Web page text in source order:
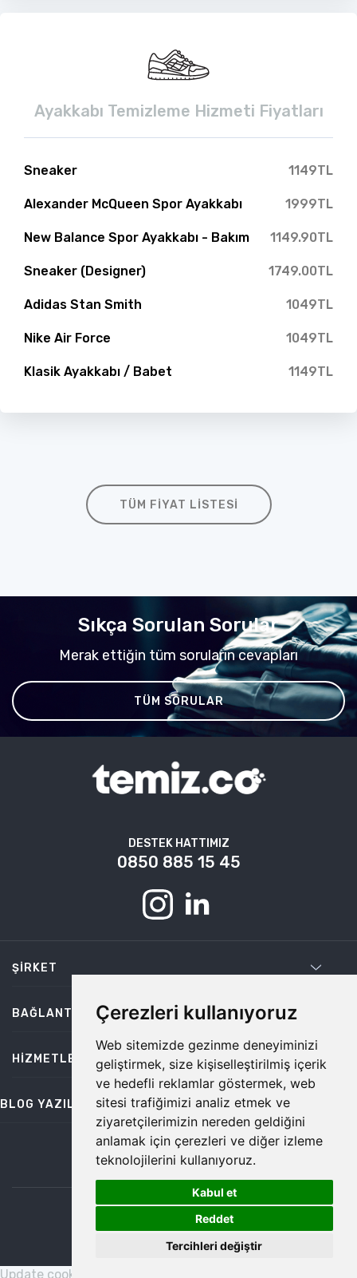
Çerezleri kullanıyoruz
Web sitemizde gezinme deneyiminizi
geliştirmek, size kişiselleştirilmiş içerik
ve hedefli reklamlar göstermek, web
sitesi trafiğimizi analiz etmek ve
ziyaretçilerimizin nereden geldiğini
anlamak için çerezleri ve diğer izleme
teknolojilerini kullanıyoruz.
Kabul et
Reddet
Tercihleri değiştir
Ayakkabı Temizleme Hizmeti Fiyatları
Sneaker 1149TL
Alexander McQueen Spor Ayakkabı 1999TL
New Balance Spor Ayakkabı - Bakım 1149.90TL
Sneaker (Designer) 1749.00TL
Adidas Stan Smith 1049TL
Nike Air Force 1049TL
Klasik Ayakkabı / Babet 1149TL
TÜM FIYAT LISTESI
Sıkça Sorulan Sorular
Merak ettiğin tüm soruların cevapları
TÜM SORULAR
DESTEK HATTIMIZ
0850 885 15 45
ŞIRKET
BAĞLANTILAR
HIZMETLER
BLOG YAZILARI
bilgi@temiz.co
©2026 Temiz, Her Hakkı Saklıdır.
Update cookies preferences